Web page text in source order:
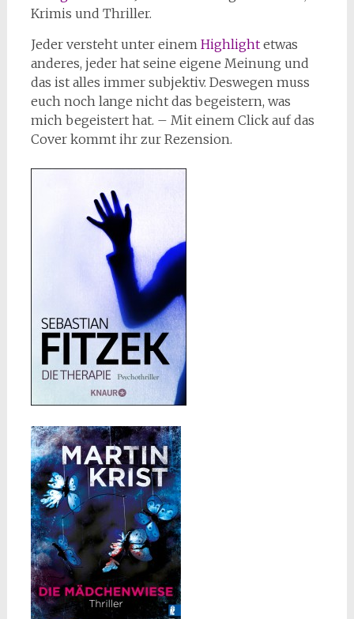
Krimis und Thriller.
Jeder versteht unter einem Highlightetwas
anderes, jeder hat seine eigene Meinung und
das ist alles immer subjektiv. Deswegen muss
euch noch lange nicht das begeistern, was
mich begeistert hat. – Mit einem Click auf das
Cover kommt ihr zur Rezension.